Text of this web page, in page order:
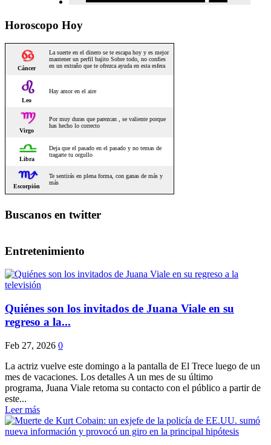
Horoscopo Hoy
Buscanos en twitter
Entretenimiento
Quiénes son los invitados de Juana Viale en su
regreso a la...
Feb 27, 2026 0
La actriz vuelve este domingo a la pantalla de El Trece luego de un
mes de vacaciones. Los detalles A un mes de su último
programa, Juana Viale retoma su contacto con el público a partir de
este...
Leer más